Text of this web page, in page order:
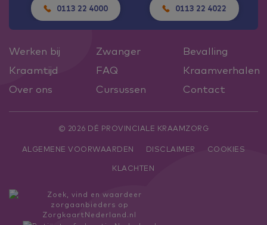
0113 22 4000 0113 22 4022
Werken bij Zwanger
Bevalling
Kraamtijd
FAQ
Kraamverhalen
Over ons
Cursussen Contact
© 2026 DÉ PROVINCIALE KRAAMZORG
ALGEMENE VOORWAARDEN DISCLAIMER
COOKIES
KLACHTEN